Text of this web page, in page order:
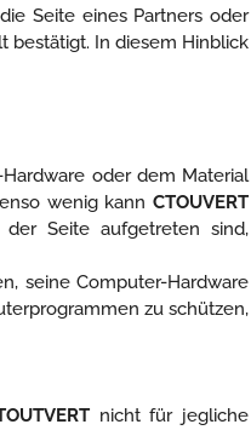
Seite eines Partners oder
bestätigt. In diesem Hinblick
oder dem Material
wenig kann CTOUVERT
Seite aufgetreten sind,
seine Computer-Hardware
zu schützen,
nicht für jegliche